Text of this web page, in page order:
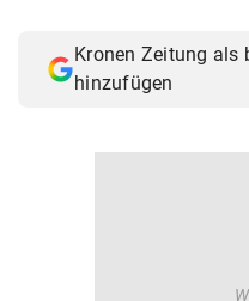
Kronen Zeitung als
hinzufügen